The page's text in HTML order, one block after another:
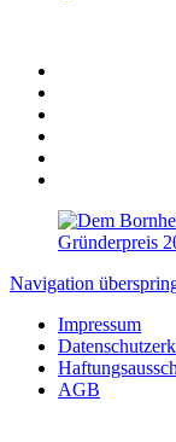
Navigation
Impressum
AGB